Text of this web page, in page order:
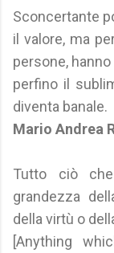
Sconcertante
il valore, ma
persone,
perfino il
diventa banale.
Mario Andrea
Tutto ciò
grandezza
della virtù o
[Anything